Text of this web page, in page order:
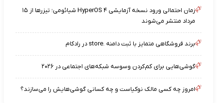
زمان احتمالی ورود نسخه آزمایشی HyperOS ۴ شیائومی؛ تیزرها از ۱۵
مرداد منتشر می‌شوند
برند فروشگاهی متمایز با ثبت دامنه .store در رادکام
گوشی‌هایی برای کم‌کردن وسوسه شبکه‌های اجتماعی در ۲۰۲۶
امروز چه کسی مالک نوکیاست و چه کسانی گوشی‌هایش را می‌سازند؟